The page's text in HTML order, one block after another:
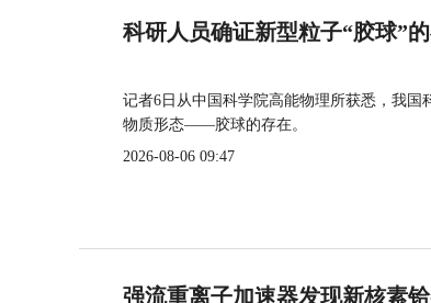
科研人员确证新型粒子“胶球”
记者6日从中国科学院高能物理所获悉，我
物质形态——胶球的存在。
2026-08-06 09:47
强流重离子加速器发现新核素